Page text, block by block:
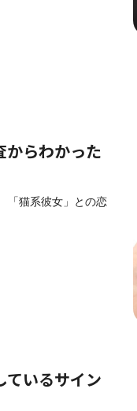
からわかった
「猫系彼女」との恋
ているサイン